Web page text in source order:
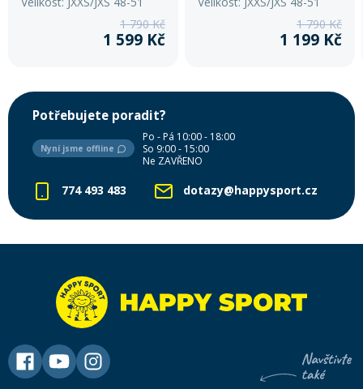
1 790 Kč
1 599 Kč
1 790 Kč
1 199 Kč
Potřebujete poradit?
Nyní jsme offline
Po - Pá 10:00 - 18:00
So 9:00 - 15:00
Ne ZAVŘENO
774 493 483 dotazy@happysport.cz